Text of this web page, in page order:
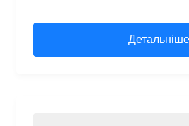
Детальніше